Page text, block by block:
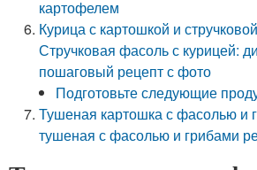
картофелем
Курица с картошкой и
Стручковая фасоль с курицей:
пошаговый рецепт с фото
Подготовьте следующие
Тушеная картошка с фасолью и
тушеная с фасолью и грибами